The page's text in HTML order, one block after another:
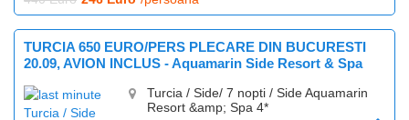
TURCIA 650 EURO/PERS PLECARE DIN BUCURESTI
20.09, AVION INCLUS - Aquamarin Side Resort & Spa
Turcia / Side/ 7 nopti / Side Aquamarin
Resort &amp; Spa 4*